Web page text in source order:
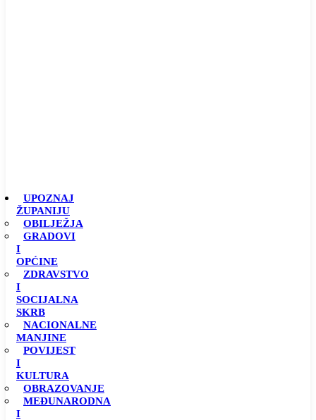
UPOZNAJ
ŽUPANIJU
OBILJEŽJA
GRADOVI
I
OPĆINE
ZDRAVSTVO
I
SOCIJALNA
SKRB
NACIONALNE
MANJINE
POVIJEST
I
KULTURA
OBRAZOVANJE
MEĐUNARODNA
I